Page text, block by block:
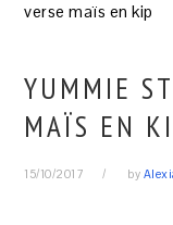
verse maïs en kip
YUMMIE
MAÏS EN
15/10/2017 by